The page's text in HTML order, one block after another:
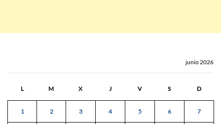
junio 2026
L M X J V S D
1 2 3 4 5 6 7